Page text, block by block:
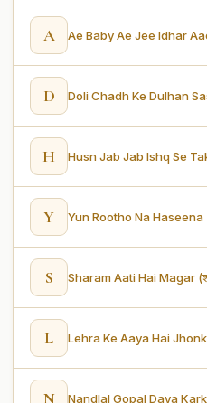
A Ae Baby Ae Jee Idhar
D
H
Y Yun Rootho Na Haseena
S Sharam Aati Hai Magar
L
N Nandlal Gopal Daya